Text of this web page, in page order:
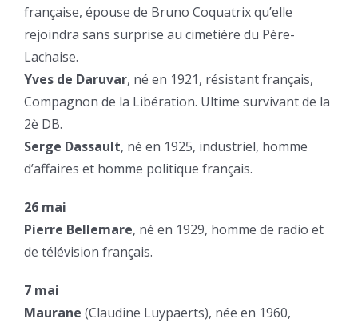
française, épouse de Bruno Coquatrix qu’elle
rejoindra sans surprise au cimetière du Père-
Lachaise.
Yves de Daruvar, né en 1921, résistant français,
Compagnon de la Libération. Ultime survivant de la
2è DB.
Serge Dassault, né en 1925, industriel, homme
d’affaires et homme politique français.
26 mai
Pierre Bellemare, né en 1929, homme de radio et
de télévision français.
7 mai
Maurane (Claudine Luypaerts), née en 1960,